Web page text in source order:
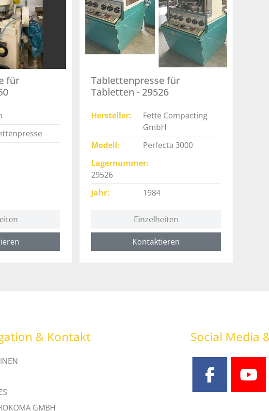
für
Tablettenpresse für
Tabletten - 29526
Hersteller
Fette Compacting
GmbH
Modell
Perfecta 3000
Lagernummer
29526
Jahr
1984
Einzelheiten
Kontaktieren
& Kontakt
GMBH
Social Media
facebook